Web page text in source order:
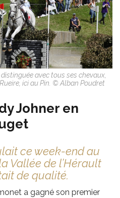
avec tous ses chevaux,
ici au Pin. © Alban Poudret
Johner en
ce week-end au
Vallée de l’Hérault
de qualité.
a gagné son premier